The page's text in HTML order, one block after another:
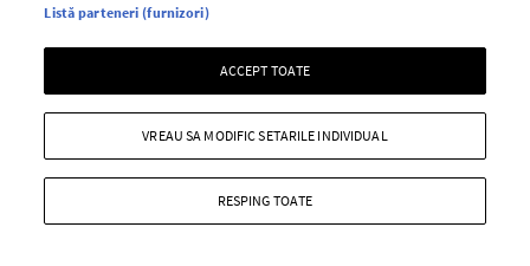
GSP
Baby
Viva
Avantaje
Retete practice
Pariază responsabil! Decizia ONJN nr. 821/25.09.2025.
Jocurile de noroc sunt interzise minorilor.
Listă parteneri (furnizori)
ACCEPT TOATE
RESPING TOATE
VREAU SA MODIFIC SETARILE INDIVIDUAL